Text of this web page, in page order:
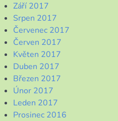
Září 2017
Srpen 2017
Červenec 2017
Červen 2017
Květen 2017
Duben 2017
Březen 2017
Únor 2017
Leden 2017
Prosinec 2016